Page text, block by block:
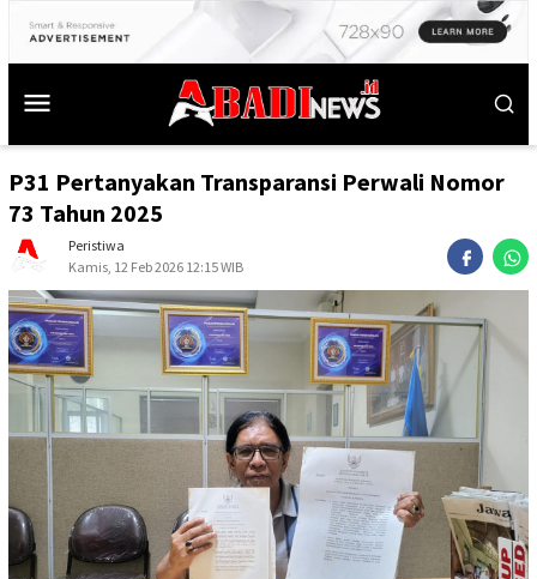
P31 Pertanyakan Transparansi Perwali Nomor
73 Tahun 2025
Peristiwa
Kamis, 12 Feb 2026 12:15 WIB